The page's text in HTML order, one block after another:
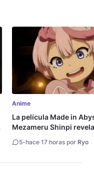
Anime
La película Made in
Mezameru Shinpi
5-hace 17 horas por Ryo